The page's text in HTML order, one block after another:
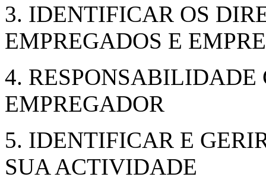
3. IDENTIFICAR OS
EMPREGADOS E
4.
EMPREGADOR
5. IDENTIFICAR E
SUA ACTIVIDADE